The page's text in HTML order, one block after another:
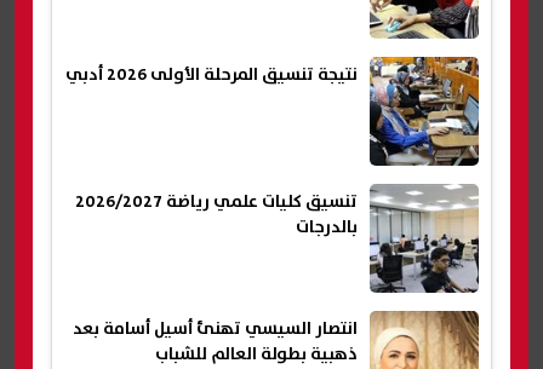
نتيجة تنسيق المرحلة الأولى 2026 أدبي
تنسيق كليات علمي رياضة 2026/2027
بالدرجات
انتصار السيسي تهنئ أسيل أسامة بعد
ذهبية بطولة العالم للشباب